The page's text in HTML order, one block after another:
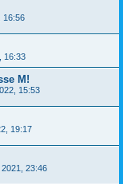
16:56
16:33
M!
15:53
19:17
23:46